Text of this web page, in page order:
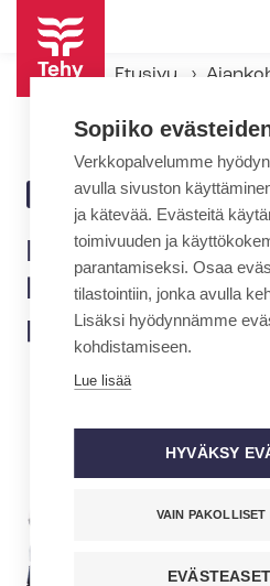
Hyppää
pääsisältöön
Etusivu
BLOGI 13.3.2017 | 13:25
Lähihoitajien
kehittyvät
pai­luis­sa
Sopiiko
Verkkopalvelumme
avulla sivuston
ja kätevää. Evästeitä
toimivuuden ja
parantamiseksi. Osaa
tilastointiin, jonka avulla
Lisäksi hyödynnämme
kohdistamiseen.
Lue lisää
HYVÄKSY
VAIN PAKOLLISET